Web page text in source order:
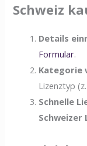
Schweiz
Details
Formular.
Kategorie
Lizenztyp
Schnelle
Schweizer